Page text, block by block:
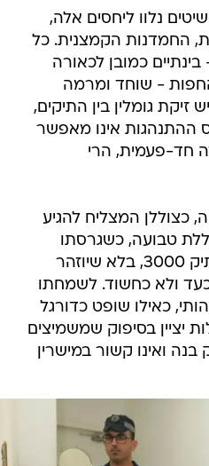
נלוו ליחסים אלה,
החמדנות הקמצנית. כל
כמובן לכאורה
- שוחד ומרמה
גומלין בין התיקים,
ההתנהגות אינו מאפשר
חד-פעמית, הרי
כצוללן המצליח להגיע
טבועה, כשגרסתו
נגבתה בתיק כלי-השיט, תיק 3000, בלא שיוזהר
ולא כחשוד. לשמחתו
כאילו שופט כדורגל
יציין בסיפוק שמשמיצים
ואינו קשור במישרין